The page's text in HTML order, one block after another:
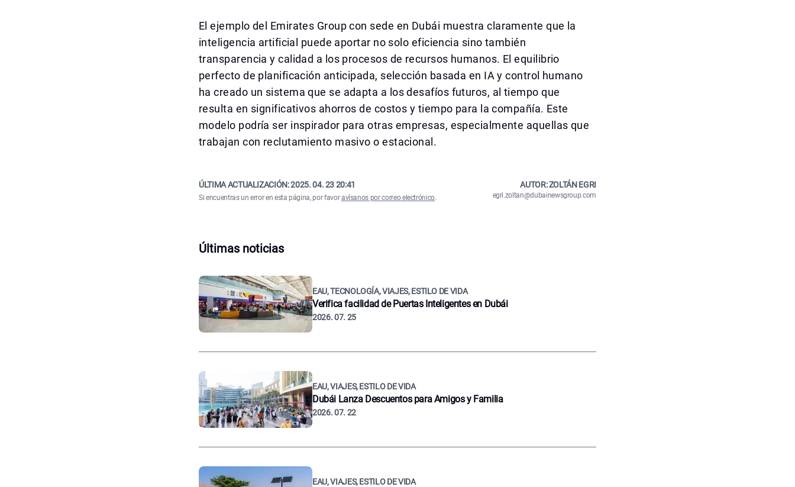
El ejemplo del Emirates Group con sede en Dubái muestra claramente que la
inteligencia artificial puede aportar no solo eficiencia sino también
transparencia y calidad a los procesos de recursos humanos. El equilibrio
perfecto de planificación anticipada, selección basada en IA y control humano
ha creado un sistema que se adapta a los desafíos futuros, al tiempo que
resulta en significativos ahorros de costos y tiempo para la compañía. Este
modelo podría ser inspirador para otras empresas, especialmente aquellas que
trabajan con reclutamiento masivo o estacional.
ÚLTIMA ACTUALIZACIÓN:2025. 04. 23 20:41
Si encuentras un error en esta página, por favoravísanos por correo electrónico.
AUTOR: ZOLTÁN EGRI
egri.zoltan@dubainewsgroup.com
Últimas noticias
EAU, TECNOLOGÍA, VIAJES, ESTILO DE VIDA
Verifica facilidad de Puertas Inteligentes en Dubái
2026. 07. 25
EAU, VIAJES, ESTILO DE VIDA
Dubái Lanza Descuentos para Amigos y Familia
2026. 07. 22
EAU, VIAJES, ESTILO DE VIDA